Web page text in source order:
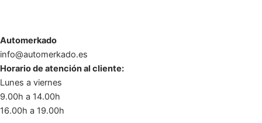
Automerkado
info@automerkado.es
Horario de atención al cliente:
Lunes a viernes
9.00h a 14.00h
16.00h a 19.00h